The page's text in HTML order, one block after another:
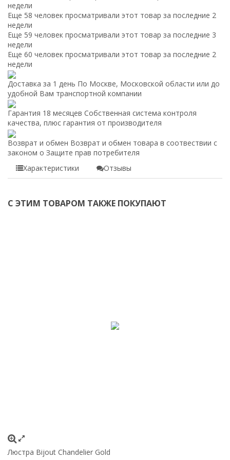
недели
Еще 58 человек просматривали этот товар за последние 2
недели
Еще 59 человек просматривали этот товар за последние 3
недели
Еще 60 человек просматривали этот товар за последние 2
недели
Доставка за 1 день По Москве, Московской области или до
удобной Вам транспортной компании
Гарантия 18 месяцев Собственная система контроля
качества, плюс гарантия от производителя
Возврат и обмен Возврат и обмен товара в соотвествии с
законом о Защите прав потребителя
Характеристики
Отзывы
С ЭТИМ ТОВАРОМ ТАКЖЕ ПОКУПАЮТ
Люстра Bijout Chandelier Gold